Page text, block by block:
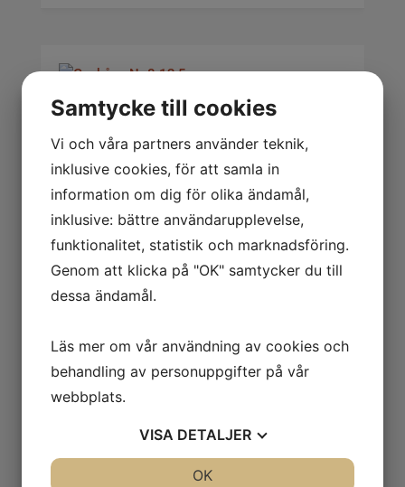
Gaskåpa Nr 8 12,5 mm 3-pack (9/20LL)
48.00 Exkl. moms
VERKSTAD
BORR, BITS & GÄNG
FÖRVARINGSLÖSNINGAR
VERKTYG
Samtycke till cookies
Vi och våra partners använder teknik,
inklusive cookies, för att samla in
information om dig för olika ändamål,
inklusive: bättre användarupplevelse,
funktionalitet, statistik och marknadsföring.
Genom att klicka på "OK" samtycker du till
dessa ändamål.
Läs mer om vår användning av cookies och
behandling av personuppgifter på vår
webbplats.
VISA DETALJER
OK